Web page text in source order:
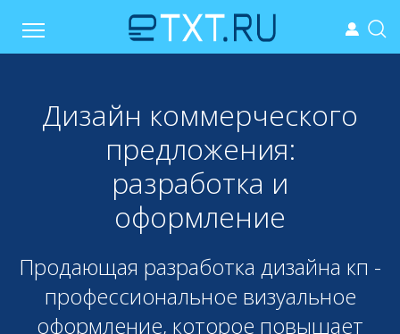
Дизайн коммерческого
предложения:
разработка и
оформление
Продающая разработка дизайна кп -
профессиональное визуальное
оформление, которое повышает